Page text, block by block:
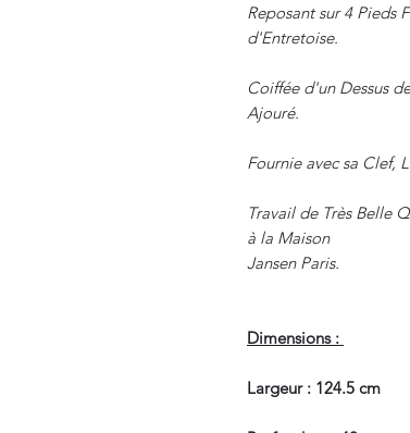
Reposant sur 4 Pieds
d'Entretoise.
Coiffée d'un Dessus
Ajouré.
Fournie avec sa Clef,
Travail de Très Belle
à la Maison
Jansen Paris.
Dimensions :
Largeur : 124.5 cm